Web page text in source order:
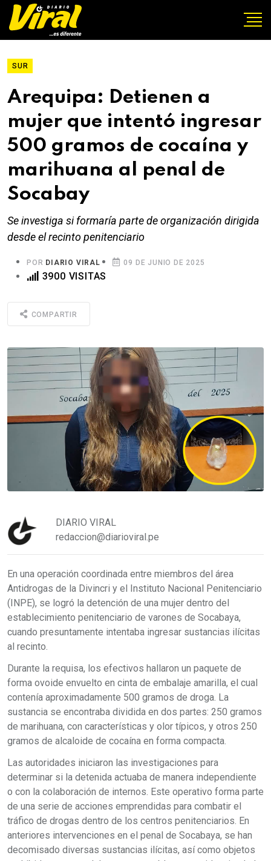
SUR
Arequipa: Detienen a
mujer que intentó ingresar
500 gramos de cocaína y
marihuana al penal de
Socabay
Se investiga si formaría parte de organización dirigida
desde el recinto penitenciario
POR DIARIO VIRAL 09 DE JUNIO DE 2025
3900 VISITAS
COMPARTIR
DIARIO VIRAL
redaccion@diarioviral.pe
En una operación coordinada entre miembros del área
Antidrogas de la Divincri y el Instituto Nacional Penitenciario
(INPE), se logró la detención de una mujer dentro del
establecimiento penitenciario de varones de Socabaya,
cuando presuntamente intentaba ingresar sustancias ilícitas
al recinto.
Durante la requisa, los efectivos hallaron un paquete de
forma ovoide envuelto en cinta de embalaje amarilla, el cual
contenía aproximadamente 500 gramos de droga. La
sustancia se encontraba dividida en dos partes: 250 gramos
de marihuana, con características y olor típicos, y otros 250
gramos de alcaloide de cocaína en forma compacta.
Las autoridades iniciaron las investigaciones para
determinar si la detenida actuaba de manera independiente
o con la colaboración de internos. Este operativo forma parte
de una serie de acciones emprendidas para combatir el
tráfico de drogas dentro de los centros penitenciarios. En
anteriores intervenciones en el penal de Socabaya, se han
decomisado diversas sustancias ilícitas, así como objetos